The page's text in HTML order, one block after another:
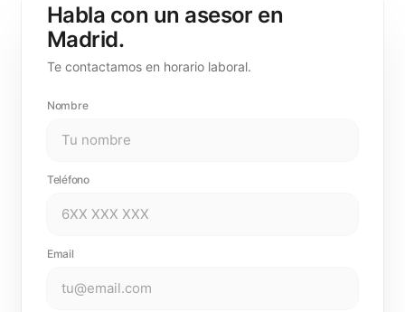
Habla con un asesor en
Madrid.
Te contactamos en horario laboral.
Nombre
Teléfono
Email